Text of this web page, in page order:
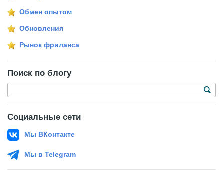
Обмен опытом
Обновления
Рынок фриланса
Поиск по блогу
Социальные сети
Мы ВКонтакте
Мы в Telegram